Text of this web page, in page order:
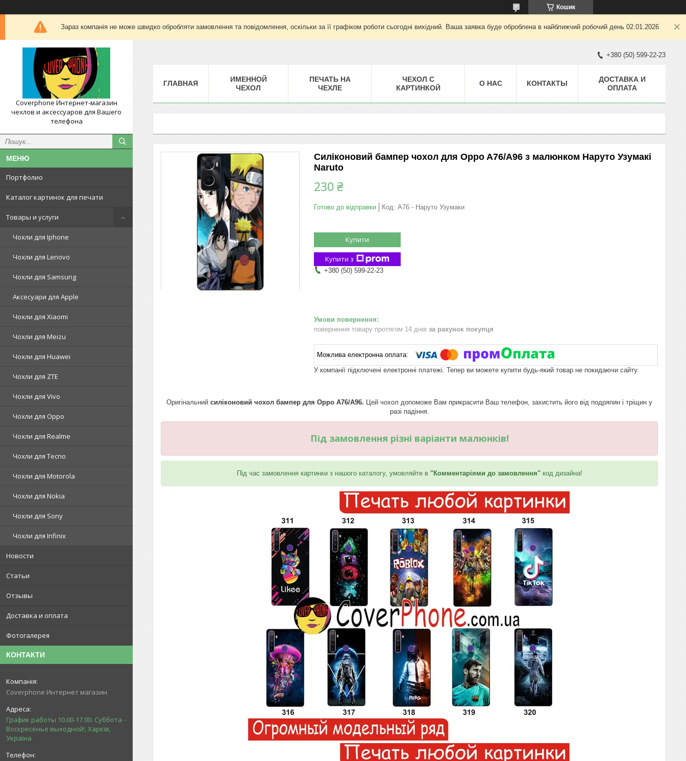
Кошик
Зараз компанія не може швидко обробляти замовлення та повідомлення, оскільки за її графіком роботи сьогодні вихідний. Ваша заявка буде оброблена в найближчий робочий день 02.01.2026
Coverphone Интернет-магазин
чехлов и аксессуаров для Вашего
телефона
Портфолио
Каталог картинок для печати
Товары и услуги
Чохли для Iphone
Чохли для Lenovo
Чохли для Samsung
Аксесуари для Apple
Чохли для Xiaomi
Чохли для Meizu
Чохли для Huawei
Чохли для ZTE
Чохли для Vivo
Чохли для Oppo
Чохли для Realme
Чохли для Tecno
Чохли для Motorola
Чохли для Nokia
Чохли для Sony
Чохли для Infinix
Новости
Статьи
Отзывы
Доставка и оплата
Фотогалерея
КОНТАКТИ
Coverphone Интернет магазин
График работы 10.00-17.00. Суббота -
Воскресенье выходной!, Харків,
Україна
+380 (50) 599-22-23
ГЛАВНАЯ
ИМЕННОЙ
ЧЕХОЛ
ПЕЧАТЬ НА
ЧЕХЛЕ
ЧЕХОЛ С
КАРТИНКОЙ
О НАС КОНТАКТЫ
ДОСТАВКА И
ОПЛАТА
Силіконовий бампер чохол для Oppo A76/A96 з малюнком Наруто Узумакі
Naruto
230 ₴
Готово до відправки Код: A76 - Наруто Узумаки
Купити
Купити з
+380 (50) 599-22-23
повернення товару протягом 14 днів за рахунок покупця
У компанії підключені електронні платежі. Тепер ви можете купити будь-який товар не покидаючи сайту.
Оригінальний силіконовий чохол бампер для Oppo A76/A96. Цей чохол допоможе Вам прикрасити Ваш телефон, захистить його від подряпин і тріщин у
разі падіння.
Під замовлення різні варіанти малюнків!
Під час замовлення картинки з нашого каталогу, умовляйте в "Комментаріями до замовлення"код дизайна!